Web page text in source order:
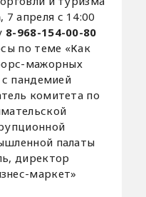
, 7 апреля с 14:00
8-968-154-00-80
по теме «Как
мажорных
с пандемией
комитета по
палаты
директор
маркет»